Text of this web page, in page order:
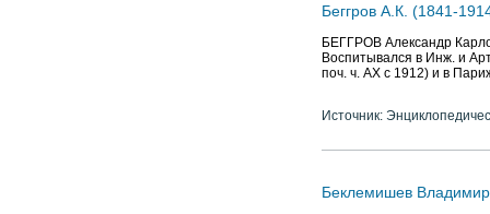
Беггров А.К. (1841-
БЕГГРОВ Александр
Воспитывался в Инж. и
поч. ч. АХ с 1912) и в
Источник:
Беклемишев Владимир